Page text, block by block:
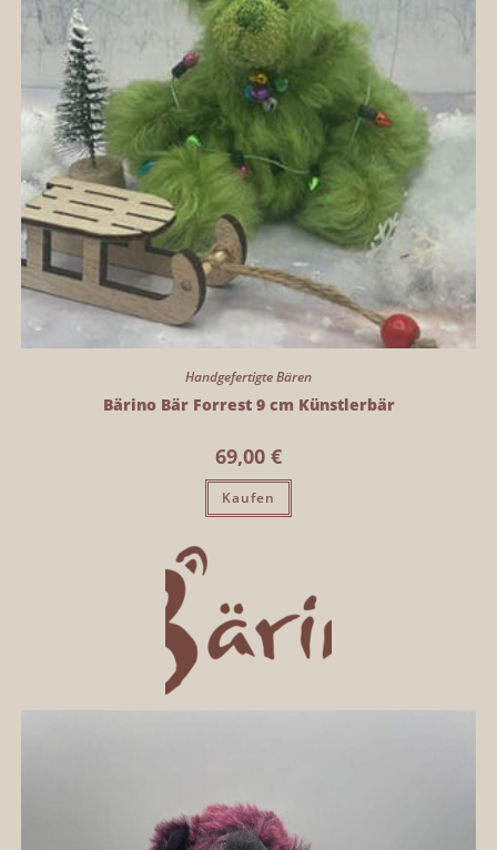
Handgefertigte Bären
Bärino Bär Forrest 9 cm Künstlerbär
69,00 €
Kaufen